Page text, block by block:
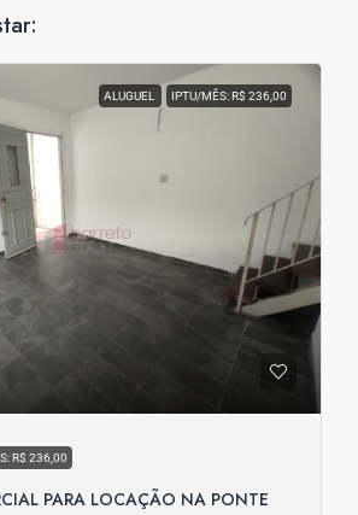
ALUGUEL IPTU/MÊS: R$ 236,00
R$ 236,00
PARA LOCAÇÃO NA PONTE